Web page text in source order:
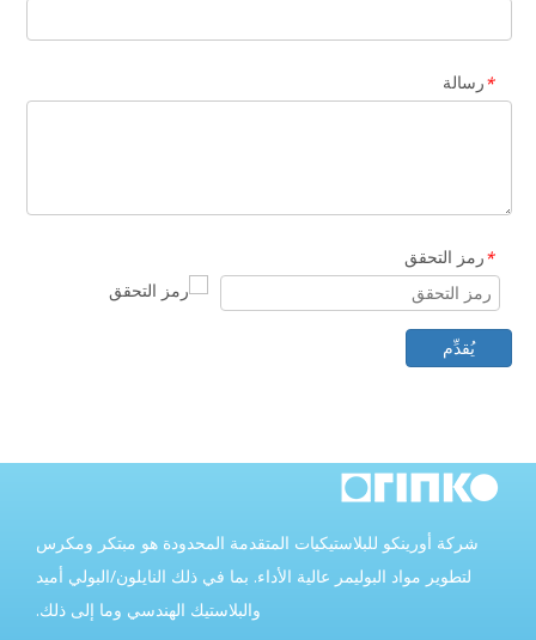
*رسالة
*رمز التحقق
يُقدِّم
شركة أورينكو للبلاستيكيات المتقدمة المحدودة هو مبتكر ومكرس
لتطوير مواد البوليمر عالية الأداء. بما في ذلك النايلون/البولي أميد
والبلاستيك الهندسي وما إلى ذلك.